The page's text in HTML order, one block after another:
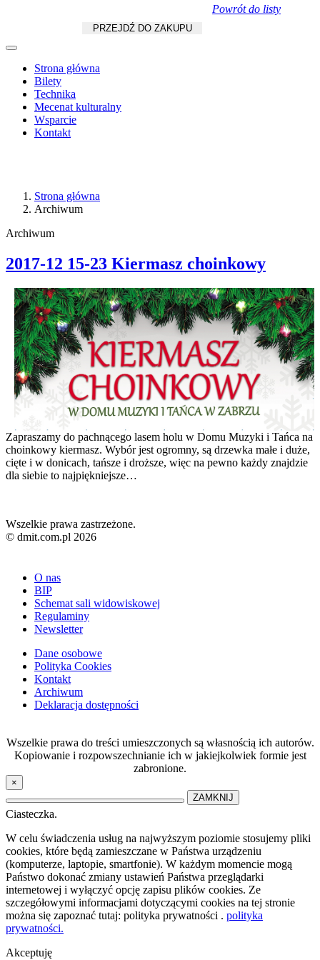
PRZEJDŹ DO ZAKUPU
Strona główna
Bilety
Technika
Mecenat kulturalny
Wsparcie
Kontakt
Strona główna
Archiwum
Archiwum
2017-12 15-23 Kiermasz choinkowy
Powrót do listy
Zapraszamy do pachnącego lasem holu w Domu Muzyki i Tańca na
choinkowy kiermasz. Wybór jest ogromny, są drzewka małe i duże,
cięte i w donicach, tańsze i droższe, więc na pewno każdy znajdzie
dla siebie to najpiękniejsze…
Wszelkie prawa zastrzeżone.
© dmit.com.pl 2026
O nas
BIP
Schemat sali widowiskowej
Regulaminy
Newsletter
Dane osobowe
Polityka Cookies
Kontakt
Archiwum
Deklaracja dostępności
Wszelkie prawa do treści umieszczonych są własnością ich autorów.
Kopiowanie i rozpowszechnianie ich w jakiejkolwiek formie jest
zabronione.
×
ZAMKNIJ
Ciasteczka.
W celu świadczenia usług na najwyższym poziomie stosujemy pliki
cookies, które będą zamieszczane w Państwa urządzeniu
(komputerze, laptopie, smartfonie). W każdym momencie mogą
Państwo dokonać zmiany ustawień Państwa przeglądarki
internetowej i wyłączyć opcję zapisu plików cookies. Ze
szczegółowymi informacjami dotyczącymi cookies na tej stronie
można się zapoznać tutaj: polityka prywatności . polityka
prywatności.
Akceptuję